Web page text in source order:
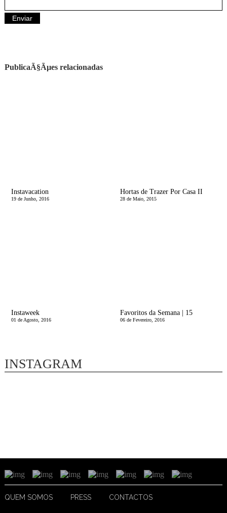
PublicaÃ§Ãµes relacionadas
Instavacation
19 de Junho, 2016
Hortas de Trazer Por Casa II
28 de Maio, 2015
Instaweek
01 de Agosto, 2016
Favoritos da Semana | 15
06 de Fevereiro, 2016
INSTAGRAM
QUEM SOMOS PRESS CONTACTOS